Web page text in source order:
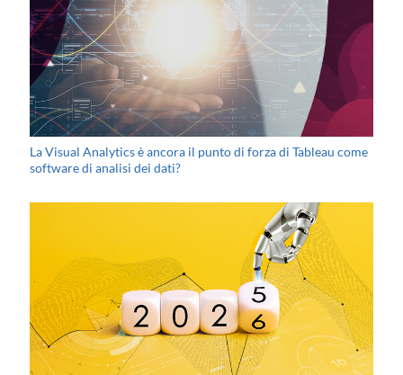
La Visual Analytics è ancora il punto di forza di Tableau come
software di analisi dei dati?